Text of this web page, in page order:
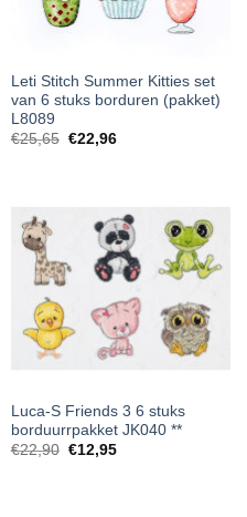
Leti Stitch Summer Kitties set
van 6 stuks borduren (pakket)
L8089
€25,65 €22,96
Luca-S Friends 3 6 stuks
borduurrpakket JK040 **
€22,90 Oorspronkelijke
€12,95Huidige